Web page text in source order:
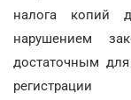
налога копий
нарушением
достаточным
регистрации